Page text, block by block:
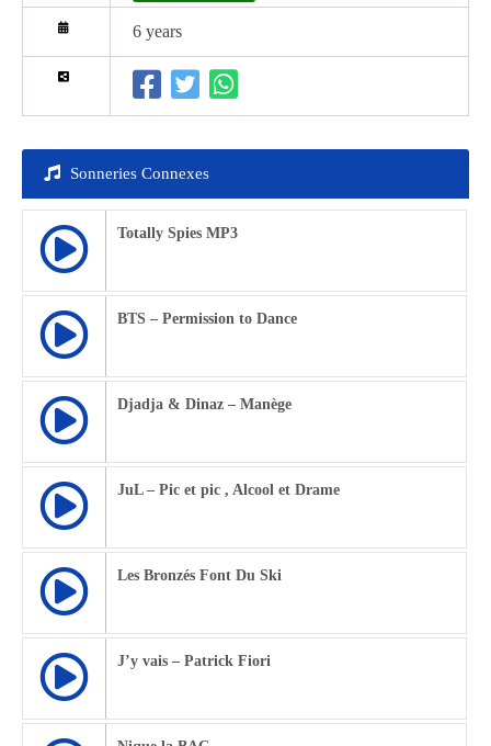
6 years
Sonneries Connexes
Totally Spies MP3
BTS – Permission to Dance
Djadja & Dinaz – Manège
JuL – Pic et pic , Alcool et Drame
Les Bronzés Font Du Ski
J’y vais – Patrick Fiori